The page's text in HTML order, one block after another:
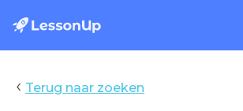
‹ Terug naar zoeken